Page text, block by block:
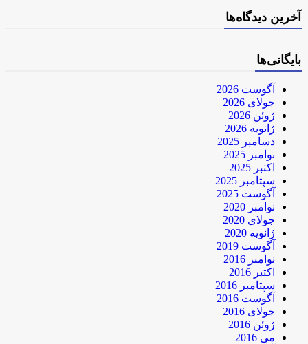
آخرین دیدگاه‌ها
بایگانی‌ها
آگوست 2026
جولای 2026
ژوئن 2026
ژانویه 2026
دسامبر 2025
نوامبر 2025
اکتبر 2025
سپتامبر 2025
آگوست 2025
نوامبر 2020
جولای 2020
ژانویه 2020
آگوست 2019
نوامبر 2016
اکتبر 2016
سپتامبر 2016
آگوست 2016
جولای 2016
ژوئن 2016
می 2016